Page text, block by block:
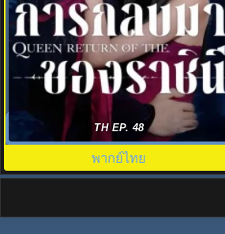
การกลับมาของราชินี (2025) Return of
the Queen พากย์ไทย
TH EP. 48
พากย์ไทย